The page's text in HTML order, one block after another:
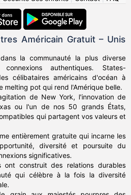
Américain Gratuit – Unis
la communauté la plus diverse
authentiques. States-
célibataires américains d'océan à
melting pot qui rend l'Amérique belle.
de New York, l'innovation de
ou l'un de nos 50 grands États,
qui partagent vos valeurs et
entièrement gratuite qui incarne les
diversité et poursuite du
significatives.
ont construit des relations durables
qui célèbre à la fois la diversité